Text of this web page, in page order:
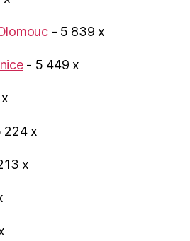
- 5 839 x
- 5 449 x
x
x